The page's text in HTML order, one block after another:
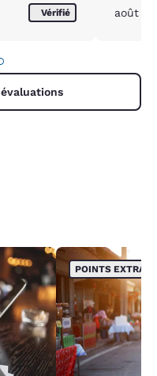
Vérifié août
POINTS EXTRA